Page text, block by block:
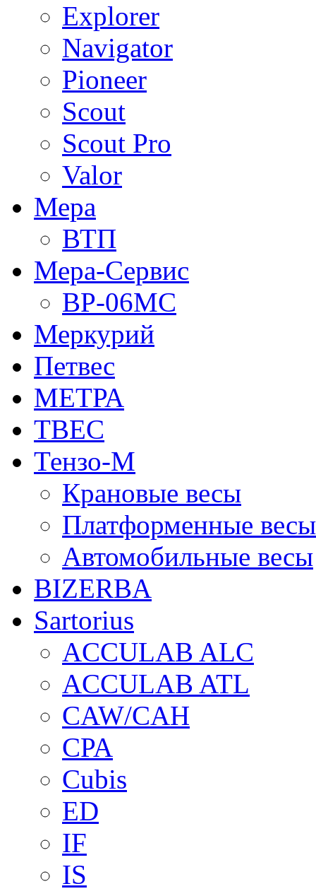
Explorer
Navigator
Pioneer
Scout
Scout Pro
Valor
Мера
ВТП
Мера-Сервис
ВР-06МС
Меркурий
Петвес
МЕТРА
ТВЕС
Тензо-М
Крановые весы
Платформенные весы
Автомобильные весы
BIZERBA
Sartorius
ACCULAB ALC
ACCULAB ATL
CAW/CAH
CPA
Cubis
ED
IF
IS